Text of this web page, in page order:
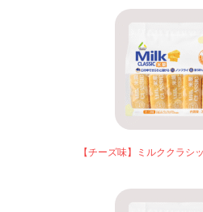
【チーズ味】ミルククラシ